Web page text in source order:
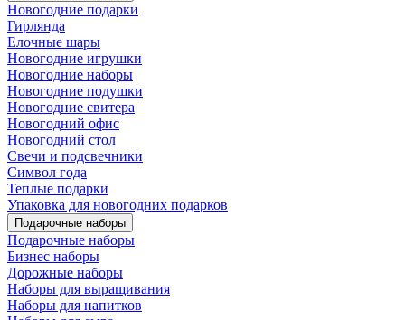
Новогодние подарки
Гирлянда
Елочные шары
Новогодние игрушки
Новогодние наборы
Новогодние подушки
Новогодние свитера
Новогодний офис
Новогодний стол
Свечи и подсвечники
Символ года
Теплые подарки
Упаковка для новогодних подарков
Подарочные наборы
Подарочные наборы
Бизнес наборы
Дорожные наборы
Наборы для выращивания
Наборы для напитков